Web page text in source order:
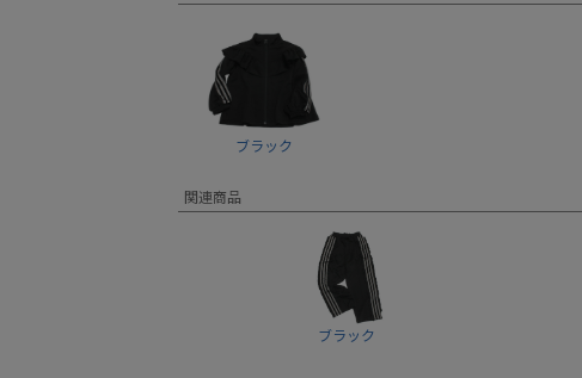
ブラック
関連商品
ブラック